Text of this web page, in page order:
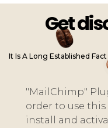
Get
It Is A Long Established
"MailChimp"
order to use
install and